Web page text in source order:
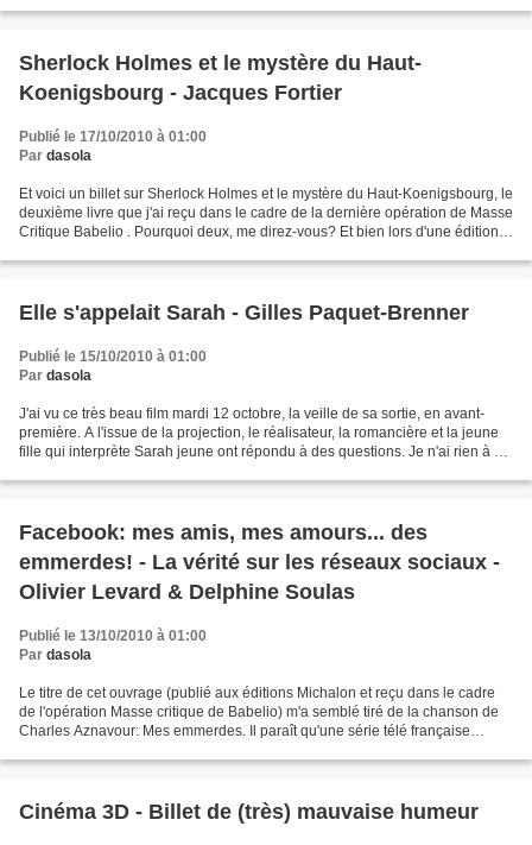
Sherlock Holmes et le mystère du Haut-
Koenigsbourg - Jacques Fortier
Publié le 17/10/2010 à 01:00
Par dasola
Et voici un billet sur Sherlock Holmes et le mystère du Haut-Koenigsbourg, le
deuxième livre que j'ai reçu dans le cadre de la dernière opération de Masse
Critique Babelio . Pourquoi deux, me direz-vous? Et bien lors d'une édition
Elle s'appelait Sarah - Gilles Paquet-Brenner
Publié le 15/10/2010 à 01:00
Par dasola
J'ai vu ce très beau film mardi 12 octobre, la veille de sa sortie, en avant-
première. A l'issue de la projection, le réalisateur, la romancière et la jeune
fille qui interprète Sarah jeune ont répondu à des questions. Je n'ai rien à en
Facebook: mes amis, mes amours... des
emmerdes! - La vérité sur les réseaux sociaux -
Olivier Levard & Delphine Soulas
Publié le 13/10/2010 à 01:00
Par dasola
Le titre de cet ouvrage (publié aux éditions Michalon et reçu dans le cadre
de l'opération Masse critique de Babelio) m'a semblé tiré de la chanson de
Charles Aznavour: Mes emmerdes. Il paraît qu'une série télé française
Cinéma 3D - Billet de (très) mauvaise humeur